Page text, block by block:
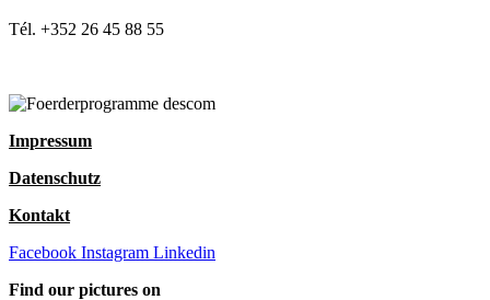
Tél. +352 26 45 88 55
Impressum
Datenschutz
Kontakt
Facebook Instagram Linkedin
Find our pictures on